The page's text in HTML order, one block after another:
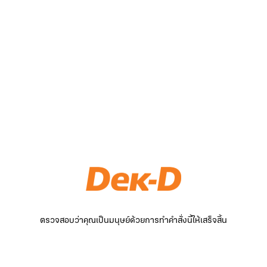
ตรวจสอบว่าคุณเป็นมนุษย์ด้วยการทำคำสั่งนี้ให้เสร็จสิ้น